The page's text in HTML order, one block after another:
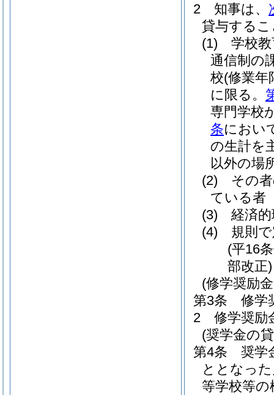
2
知事は、
貸与する
(1)
学校
通信制の
校(修業年
に限る。
専門学校
条におい
の生計を
以外の場
(2)
その
ている者
(3)
経済
(4)
規則
(平16
部改正)
(修学奨励
第3条
修学
2
修学奨励
(奨学金の
第4条
奨学
ととなっ
等学校等